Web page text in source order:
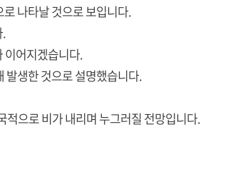
나타날 것으로 보입니다.
.
이어지겠습니다.
발생한 것으로 설명했습니다.
적으로 비가 내리며 누그러질 전망입니다.